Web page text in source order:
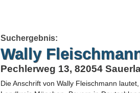
Suchergebnis:
Wally
Pechlerweg 13, 82054
Die Anschrift von Wally Fleischmann lautet,